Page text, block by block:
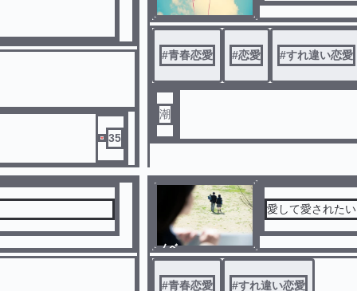
35
#青春恋愛 #恋愛 #すれ違い恋愛
潮
ノベ
ル
愛して愛されたい
#青春恋愛 #すれ違い恋愛